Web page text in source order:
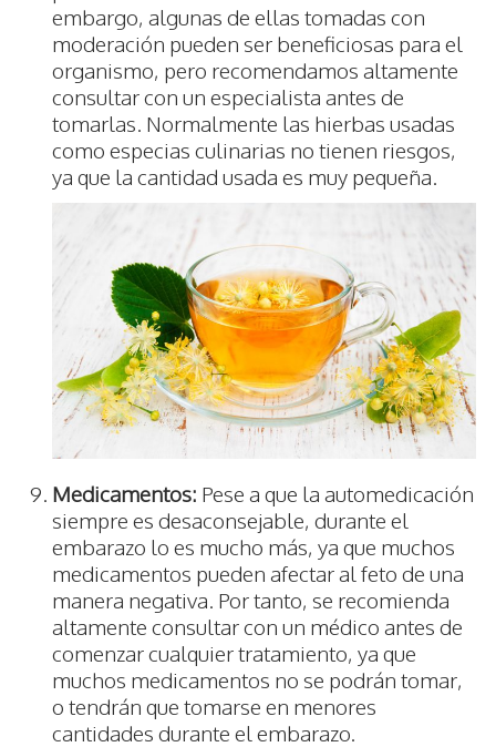
embargo, algunas de ellas tomadas con
moderación pueden ser beneficiosas para el
organismo, pero recomendamos altamente
consultar con un especialista antes de
tomarlas. Normalmente las hierbas usadas
como especias culinarias no tienen riesgos,
ya que la cantidad usada es muy pequeña.
Medicamentos: Pese a que la automedicación
siempre es desaconsejable, durante el
embarazo lo es mucho más, ya que muchos
medicamentos pueden afectar al feto de una
manera negativa. Por tanto, se recomienda
altamente consultar con un médico antes de
comenzar cualquier tratamiento, ya que
muchos medicamentos no se podrán tomar,
o tendrán que tomarse en menores
cantidades durante el embarazo.